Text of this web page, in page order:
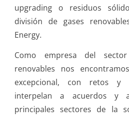
upgrading o residuos
división de gases
Energy.
Como empresa del
renovables nos
excepcional, con retos y
interpelan a acuerdos y
principales sectores de la